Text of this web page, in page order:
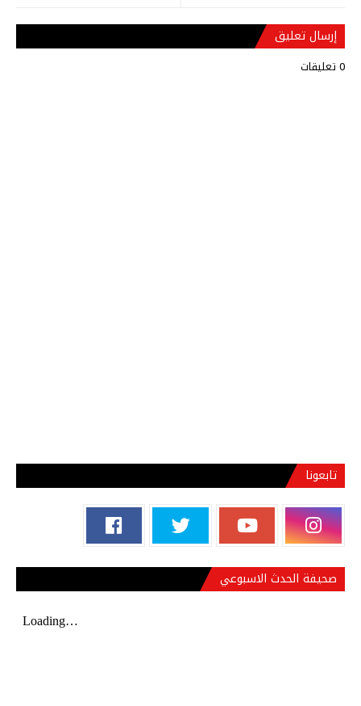
إرسال تعليق
0 تعليقات
تابعونا
صحيفة الحدث الاسبوعي